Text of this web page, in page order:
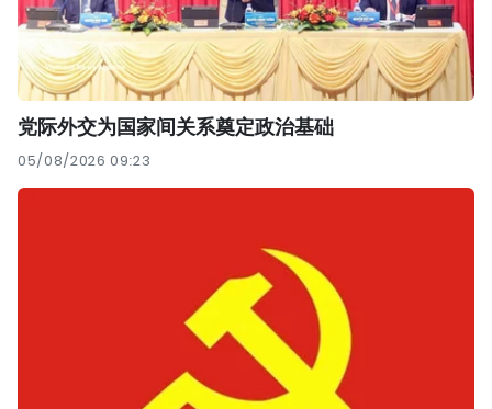
党际外交为国家间关系奠定政治基础
05/08/2026 09:23